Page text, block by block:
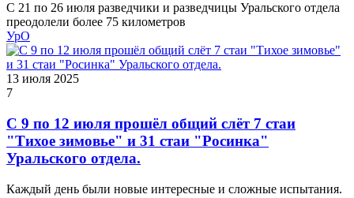
С 21 по 26 июля разведчики и разведчицы Уральского отдела
преодолели более 75 километров
УрО
13 июля 2025
7
С 9 по 12 июля прошёл общий слёт 7 стаи
"Тихое зимовье" и 31 стаи "Росинка"
Уральского отдела.
Каждый день были новые интересные и сложные испытания.